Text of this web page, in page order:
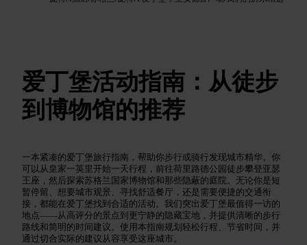
爱丁堡活动指南：从徒步
到博物馆的推荐
一本紧凑的爱丁堡旅行指南，帮助你步行或骑行发现城市精华。你
可以从皇家一英里开始一天行程，前往荷里路德公园徒步攀登亚瑟
王座，然后探索苏格兰国家博物馆和那些隐蔽的庭院。无论你是短
暂停留、想要城市观景、寻找舒适餐厅，还是需要便捷的交通衔
接，都能在爱丁堡找到合适的活动。我们突出爱丁堡最值得一访的
地点——从高评分的景点到更宁静的隐藏宝地，并提供清晰的步行
路线和简明的时间建议。使用本指南规划轻松行程、节省时间，并
通过切合实际的建议从容享受这座城市。